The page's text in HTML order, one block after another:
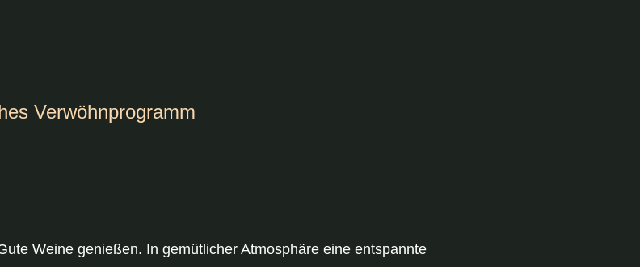
Verwöhnprogramm
Weine genießen. In gemütlicher Atmosphäre eine entspannte